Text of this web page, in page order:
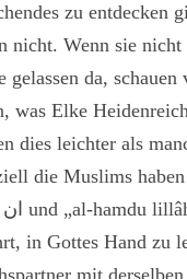
zu entdecken
nicht. Wenn sie
gelassen da,
was Elke
dies leichter als
die Muslims
und „al-hamdu
in Gottes Hand zu
mit